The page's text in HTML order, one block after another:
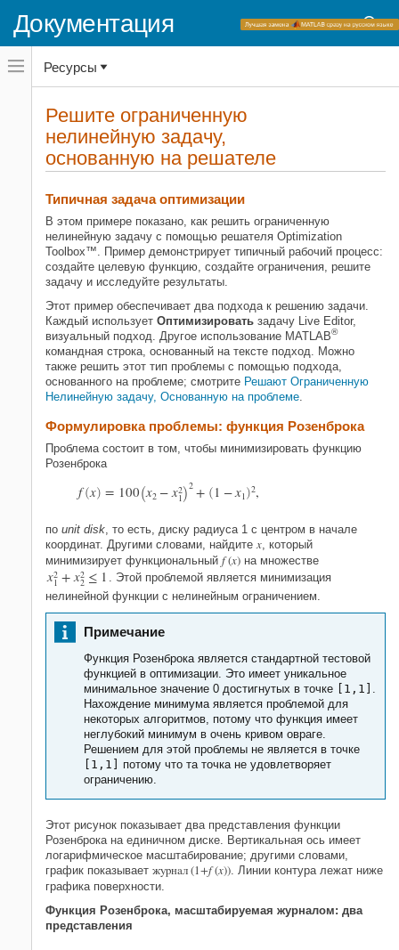
Документация
Переключатель
навигационного
меню
переключатель
навигационного
Optimization Toolbox
Начало работы с Optimization Toolbox
задачу, основанную на решателе
НА ЭТОЙ СТРАНИЦЕ
Типичная задача оптимизации
Формулировка проблемы: функция
Розенброка
Задайте и решите задачу Используя,
оптимизируют задачу Live Editor
Задайте и решите задачу в
командной строке
Интерпретируйте результат
Смотрите также
Ресурсы
Решите ограниченную
нелинейную задачу,
основанную на решателе
Типичная задача оптимизации
В этом примере показано, как решить ограниченную
нелинейную задачу с помощью решателя Optimization
Toolbox™. Пример демонстрирует типичный рабочий процесс:
создайте целевую функцию, создайте ограничения, решите
задачу и исследуйте результаты.
Этот пример обеспечивает два подхода к решению задачи.
Каждый использует Оптимизировать задачу Live Editor,
визуальный подход. Другое использование MATLAB®
командная строка, основанный на тексте подход. Можно
также решить этот тип проблемы с помощью подхода,
основанного на проблеме; смотрите Решают Ограниченную
Нелинейную задачу, Основанную на проблеме.
Формулировка проблемы: функция Розенброка
Проблема состоит в том, чтобы минимизировать функцию
Розенброка
f(x) = 100(x2 −x2
1)2 + (1 −x1)2,
по unit disk, то есть, диску радиуса 1 с центром в начале
координат. Другими словами, найдитеx, который
минимизирует функциональный f(x) на множестве
x2
1 +x2
2 ≤ 1
. Этой проблемой является минимизация
нелинейной функции с нелинейным ограничением.
Примечание
Функция Розенброка является стандартной тестовой
функцией в оптимизации. Это имеет уникальное
минимальное значение 0 достигнутых в точке
[1,1] .
Нахождение минимума является проблемой для
некоторых алгоритмов, потому что функция имеет
неглубокий минимум в очень кривом овраге.
Решением для этой проблемы не является в точке
[1,1]
потому что та точка не удовлетворяет
ограничению.
Этот рисунок показывает два представления функции
Розенброка на единичном диске. Вертикальная ось имеет
логарифмическое масштабирование; другими словами,
график показывает журнал (1+f(x)). Линии контура лежат ниже
графика поверхности.
Функция Розенброка, масштабируемая журналом: два
представления